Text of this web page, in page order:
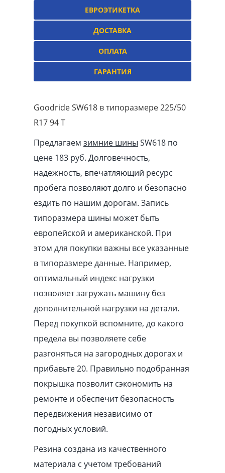
ЕВРОЭТИКЕТКА
ДОСТАВКА
ОПЛАТА
ГАРАНТИЯ
Goodride SW618 в типоразмере 225/50
R17 94 T
Предлагаем зимние шины SW618 по
цене 183 руб. Долговечность,
надежность, впечатляющий ресурс
пробега позволяют долго и безопасно
ездить по нашим дорогам. Запись
типоразмера шины может быть
европейской и американской. При
этом для покупки важны все указанные
в типоразмере данные. Например,
оптимальный индекс нагрузки
позволяет загружать машину без
дополнительной нагрузки на детали.
Перед покупкой вспомните, до какого
предела вы позволяете себе
разгоняться на загородных дорогах и
прибавьте 20. Правильно подобранная
покрышка позволит сэкономить на
ремонте и обеспечит безопасность
передвижения независимо от
погодных условий.
Резина создана из качественного
материала с учетом требований